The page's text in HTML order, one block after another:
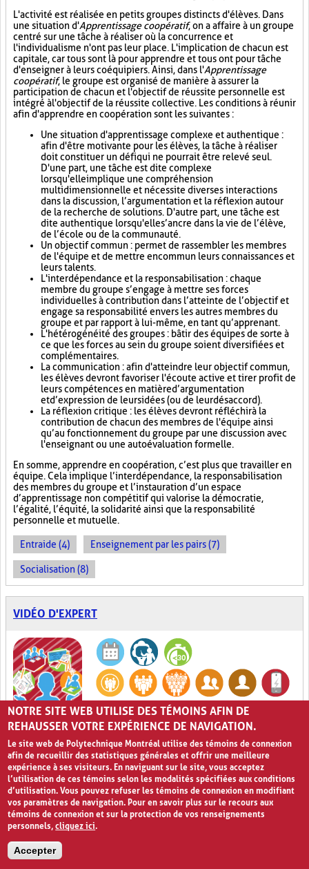
L'activité est réalisée en petits groupes distincts d'élèves. Dans
une situation d'Apprentissage coopératif, on a affaire à un groupe
centré sur une tâche à réaliser où la concurrence et
l'individualisme n'ont pas leur place. L'implication de chacun est
capitale, car tous sont là pour apprendre et tous ont pour tâche
d'enseigner à leurs coéquipiers. Ainsi, dans l'Apprentissage
coopératif, le groupe est organisé de manière à assurer la
participation de chacun et l'objectif de réussite personnelle est
intégré à l'objectif de la réussite collective. Les conditions à réunir
afin d'apprendre en coopération sont les suivantes :
Une situation d'apprentissage complexe et authentique :
afin d'être motivante pour les élèves, la tâche à réaliser
doit constituer un défi qui ne pourrait être relevé seul.
D'une part, une tâche est dite complexe
lorsqu'elle implique une compréhension
multidimensionnelle et nécessite diverses interactions
dans la discussion, l’argumentation et la réflexion autour
de la recherche de solutions. D'autre part, une tâche est
dite authentique lorsqu'elle s’ancre dans la vie de l’élève,
de l’école ou de la communauté.
Un objectif commun : permet de rassembler les membres
de l'équipe et de mettre en commun leurs connaissances et
leurs talents.
L'interdépendance et la responsabilisation : chaque
membre du groupe s’engage à mettre ses forces
individuelles à contribution dans l’atteinte de l’objectif et
engage sa responsabilité envers les autres membres du
groupe et par rapport à lui-même, en tant qu’apprenant.
L'hétérogénéité des groupes : bâtir des équipes de sorte à
ce que les forces au sein du groupe soient diversifiées et
complémentaires.
La communication : afin d'atteindre leur objectif commun,
les élèves devront favoriser l'écoute active et tirer profit de
leurs compétences en matière d’argumentation
et d’expression de leurs idées (ou de leur désaccord).
La réflexion critique : les élèves devront réfléchir à la
contribution de chacun des membres de l'équipe ainsi
qu’au fonctionnement du groupe par une discussion avec
l'enseignant ou une autoévaluation formelle.
En somme, apprendre en coopération, c’est plus que travailler en
équipe. Cela implique l’interdépendance, la responsabilisation
des membres du groupe et l’instauration d’un espace
d’apprentissage non compétitif qui valorise la démocratie,
l’égalité, l’équité, la solidarité ainsi que la responsabilité
personnelle et mutuelle.
Entraide (4) Enseignement par les pairs (7)
Socialisation (8)
VIDÉO D'EXPERT
0 Qu'est-ce qu'en disent les experts ?
Dans l’activitéVidéo d’expert, l’enseignant fait appel à un expert
issu du domaine d’études des élèves en tant que source
d’apprentissage. Pour ce faire, l’enseignant doit, préalablement à
la leçon, trouver un expert en la matière, l’interviewer et filmer
cet interview. Il est également possible pour l’enseignant de
trouver des vidéos déjà disponibles en ligne et de les utiliser dans
sa classe, en respectant, bien entendu, les droits d’auteur. Par la
suite, l’enseignant peut soit faire visionner la
élèves directement en classe ou leur demander de la visionner à
la maison. Dans tous les cas, cet exercice peut se faire
NOTRE SITE WEB UTILISE DES TÉMOINS AFIN DE
REHAUSSER VOTRE EXPÉRIENCE DE NAVIGATION.
Le site web de Polytechnique Montréal utilise des témoins de connexion
afin de recueillir des statistiques générales et offrir une meilleure
expérience à ses visiteurs. En naviguant sur le site, vous acceptez
l’utilisation de ces témoins selon les modalités spécifiées aux conditions
d’utilisation. Vous pouvez refuser les témoins de connexion en modifiant
vos paramètres de navigation. Pour en savoir plus sur le recours aux
témoins de connexion et sur la protection de vos renseignements
personnels,cliquez ici.
Accepter